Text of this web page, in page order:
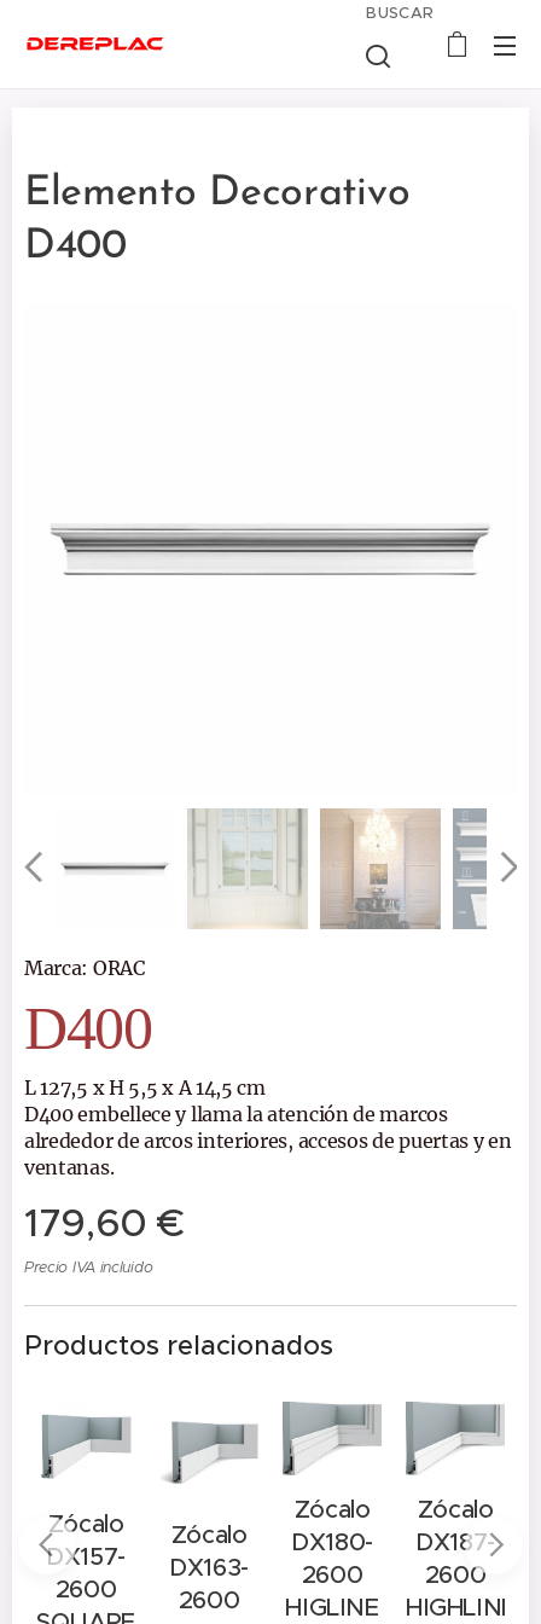
BUSCAR
Elemento Decorativo
D400
Marca: ORAC
D400
L 127,5 x H 5,5 x A 14,5 cm
D400 embellece y llama la atención de marcos
alrededor de arcos interiores, accesos de puertas y en
ventanas.
179,60 €
Precio IVA incluido
Productos relacionados
Zócalo
DX157-
2600
Zócalo
DX163-
2600
Zócalo
DX180-
2600
HIGLINE
Zócalo
DX187-
2600
HIGHLINE